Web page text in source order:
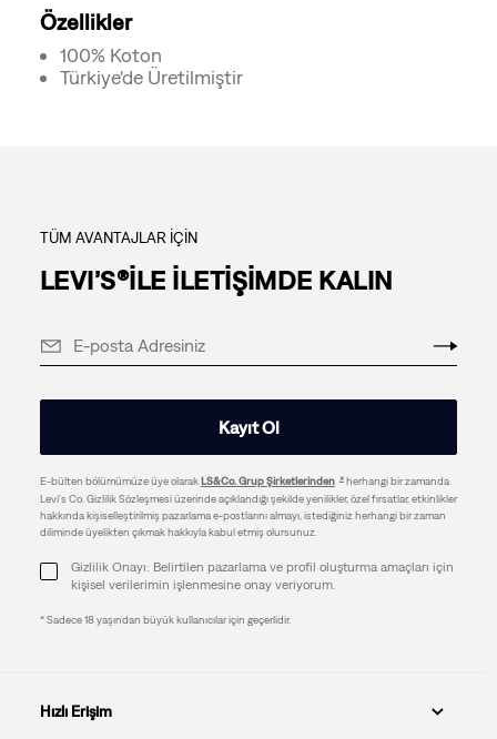
Özellikler
100% Koton
Türkiye'de Üretilmiştir
TÜM AVANTAJLAR İÇİN
LEVI’S®İLE İLETİŞİMDE KALIN
Kayıt Ol
E-bülten bölümümüze üye olarakLS&Co. Grup Şirketlerinden
herhangi bir zamanda
Levi's Co. Gizlilik Sözleşmesi üzerinde açıklandığı şekilde yenilikler, özel fırsatlar, etkinlikler
hakkında kişiselleştirilmiş pazarlama e-postlarını almayı, istediğiniz herhangi bir zaman
diliminde üyelikten çıkmak hakkıyla kabul etmiş olursunuz.
Gizlilik Onayı: Belirtilen pazarlama ve profil oluşturma amaçları için
kişisel verilerimin işlenmesine onay veriyorum.
* Sadece 18 yaşından büyük kullanıcılar için geçerlidir.
Hızlı Erişim